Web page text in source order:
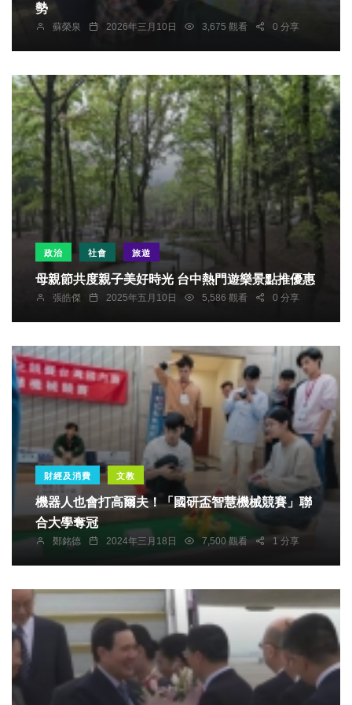
勢
蘇榮泉 2026年三月10日 3,675 觀看 0 分享
政治 社會 旅遊
母親節共度親子美好時光 台中熱門遊樂景點推優惠
張皓傑 2025年五月10日 5,586 觀看 0 分享
財經及消費 文教
機器人也會打高爾夫！「國研盃智慧機械競賽」聯
合大學奪冠
鄭銘德 2024年三月18日 7,500 觀看 1 分享